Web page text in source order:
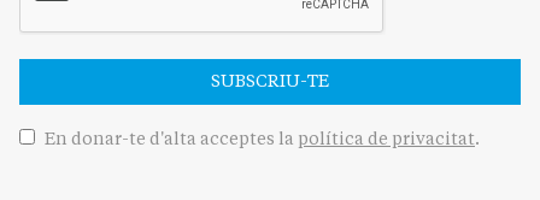
SUBSCRIU-TE
En donar-te d'alta acceptes la política de privacitat.